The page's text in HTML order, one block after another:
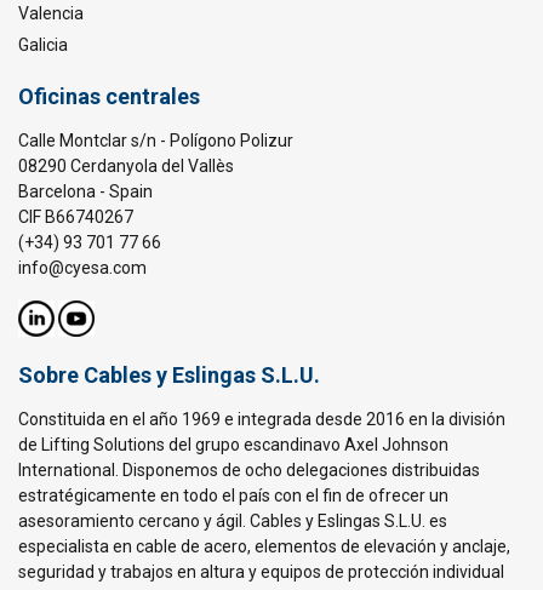
Valencia
Galicia
Oficinas centrales
Calle Montclar s/n - Polígono Polizur
08290 Cerdanyola del Vallès
Barcelona - Spain
CIF B66740267
(+34) 93 701 77 66
info@cyesa.com
Sobre Cables y Eslingas S.L.U.
Constituida en el año 1969 e integrada desde 2016 en la división
de Lifting Solutions del grupo escandinavo Axel Johnson
International. Disponemos de ocho delegaciones distribuidas
estratégicamente en todo el país con el fin de ofrecer un
asesoramiento cercano y ágil. Cables y Eslingas S.L.U. es
especialista en cable de acero, elementos de elevación y anclaje,
seguridad y trabajos en altura y equipos de protección individual